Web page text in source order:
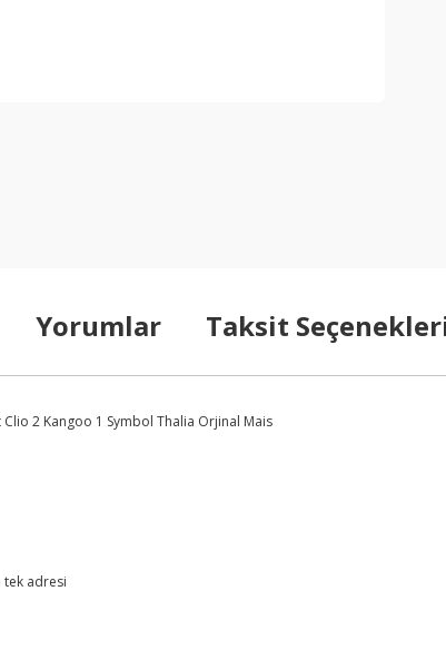
Yorumlar Taksit
Clio 2 Kangoo 1 Symbol Thalia Orjinal Mais
tek adresi